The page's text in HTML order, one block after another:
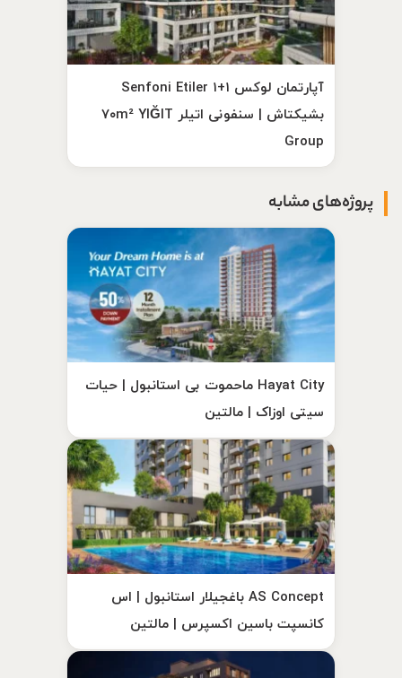
آپارتمان لوکس ۱+۱ Senfoni Etiler
بشیکتاش | سنفونی اتیلر ۷۰m² YIĞIT
Group
پروژه‌های مشابه
Hayat City ماحموت بی استانبول | حیات
سیتی اوزاک | مالتین
AS Concept باغجیلار استانبول | اس
کانسپت باسین اکسپرس | مالتین